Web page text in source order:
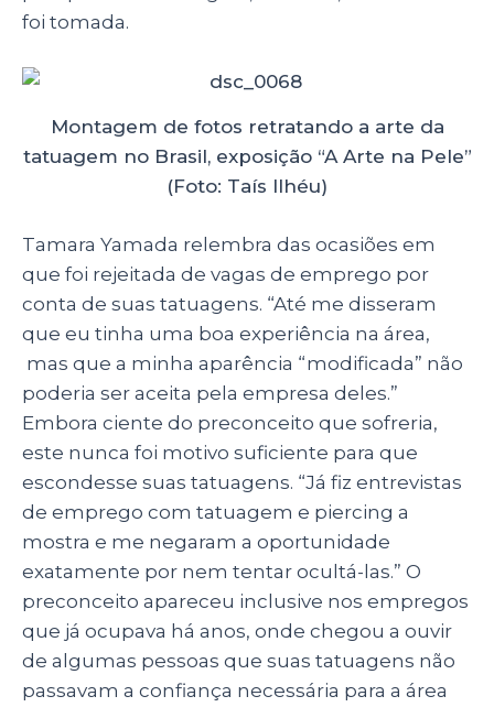
foi tomada.
Montagem de fotos retratando a arte da
tatuagem no Brasil, exposição “A Arte na Pele”
(Foto: Taís Ilhéu)
Tamara Yamada relembra das ocasiões em
que foi rejeitada de vagas de emprego por
conta de suas tatuagens. “Até me disseram
que eu tinha uma boa experiência na área,
mas que a minha aparência “modificada” não
poderia ser aceita pela empresa deles.”
Embora ciente do preconceito que sofreria,
este nunca foi motivo suficiente para que
escondesse suas tatuagens. “Já fiz entrevistas
de emprego com tatuagem e piercing a
mostra e me negaram a oportunidade
exatamente por nem tentar ocultá-las.” O
preconceito apareceu inclusive nos empregos
que já ocupava há anos, onde chegou a ouvir
de algumas pessoas que suas tatuagens não
passavam a confiança necessária para a área